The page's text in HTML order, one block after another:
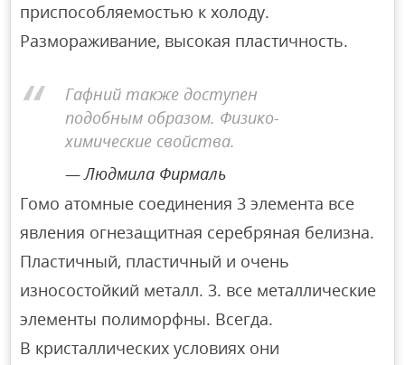
приспособляемостью к холоду.
Размораживание, высокая пластичность.
Гафний также доступен
подобным образом. Физико-
химические свойства.
Людмила Фирмаль
Гомо атомные соединения 3 элемента все
явления огнезащитная серебряная белизна.
Пластичный, пластичный и очень
износостойкий металл. 3. все металлические
элементы полиморфны. Всегда.
В кристаллических условиях они